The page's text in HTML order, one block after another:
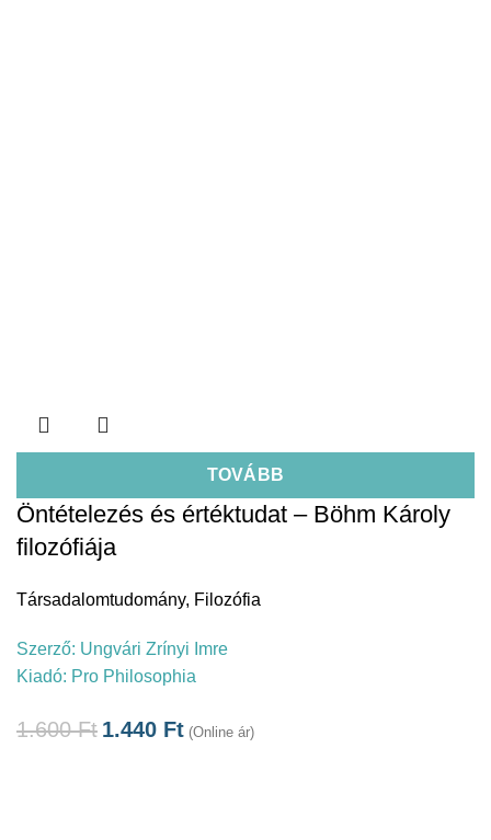
TOVÁBB
Öntételezés és értéktudat – Böhm Károly
filozófiája
Társadalomtudomány, Filozófia
Szerző: Ungvári Zrínyi Imre
Kiadó: Pro Philosophia
1.600Ft 1.440 Ft (Online ár)